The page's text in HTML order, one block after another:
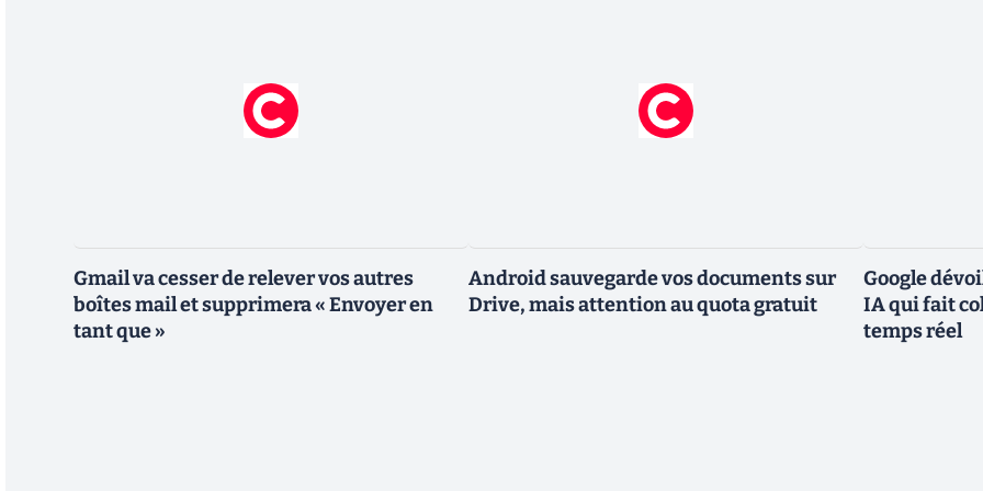
Gmail va cesser de relever vos autres
boîtes mail et supprimera « Envoyer en
tant que »
Android sauvegarde vos documents sur
Drive, mais attention au quota gratuit
Google
IA qui fait
temps réel